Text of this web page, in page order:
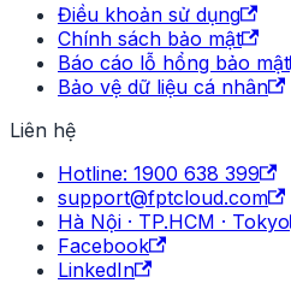
Điều khoản sử dụng
Chính sách bảo mật
Báo cáo lỗ hổng bảo mật
Bảo vệ dữ liệu cá nhân
Liên hệ
Hotline: 1900 638 399
support@fptcloud.com
Hà Nội · TP.HCM · Tokyo
Facebook
LinkedIn